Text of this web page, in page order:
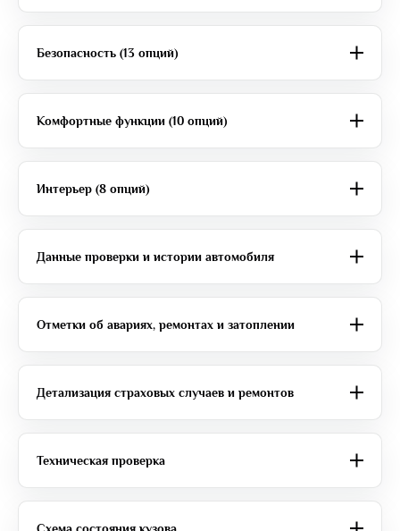
Безопасность (13 опций)
Комфортные функции (10 опций)
Интерьер (8 опций)
Данные проверки и истории автомобиля
Отметки об авариях, ремонтах и затоплении
Детализация страховых случаев и ремонтов
Техническая проверка
Схема состояния кузова